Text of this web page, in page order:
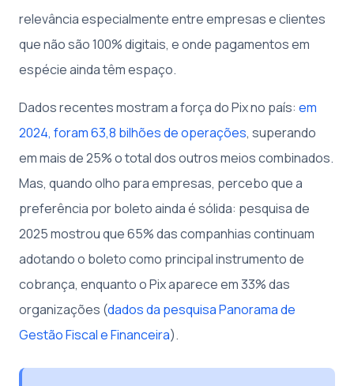
relevância especialmente entre empresas e clientes
que não são 100% digitais, e onde pagamentos em
espécie ainda têm espaço.
Dados recentes mostram a força do Pix no país: em
2024, foram 63,8 bilhões de operações, superando
em mais de 25% o total dos outros meios combinados.
Mas, quando olho para empresas, percebo que a
preferência por boleto ainda é sólida: pesquisa de
2025 mostrou que 65% das companhias continuam
adotando o boleto como principal instrumento de
cobrança, enquanto o Pix aparece em 33% das
organizações (dados da pesquisa Panorama de
Gestão Fiscal e Financeira).